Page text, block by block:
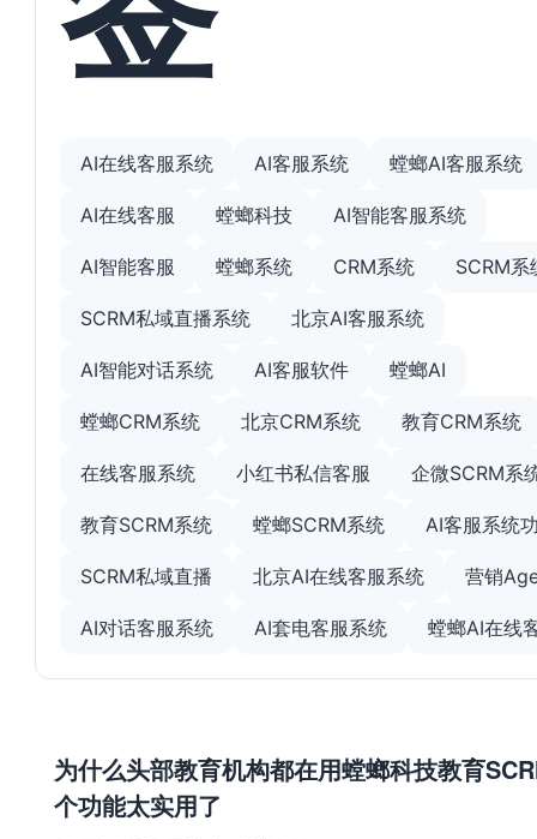
为什么头部教育机构都在用螳螂科技教育
个功能太实用了
AI在线客服系统 AI客服系统 螳螂AI客服系统
AI在线客服 螳螂科技 AI智能客服系统
AI智能客服 螳螂系统 CRM系统 SCRM系
SCRM私域直播系统 北京AI客服系统
AI智能对话系统 AI客服软件 螳螂AI
螳螂CRM系统 北京CRM系统 教育CRM系统
在线客服系统 小红书私信客服 企微SCRM系
教育SCRM系统 螳螂SCRM系统 AI客服系统
SCRM私域直播 北京AI在线客服系统 营销
AI对话客服系统 AI套电客服系统 螳螂AI在线